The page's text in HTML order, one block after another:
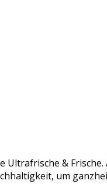
& Frische.
um